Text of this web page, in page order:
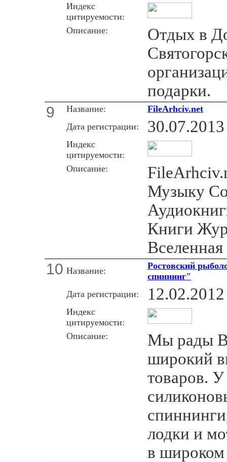
Индекс
цитируемости:
Описание:
Отдых в
подарки.
9 Название:
FileArhciv.net
Дата регистрации:
30.07.2013
Индекс
цитируемости:
Описание:
Музыку
Книги
10 Название:
Ростовский
спиннинг"
Дата регистрации:
12.02.2012
Индекс
цитируемости:
Описание:
Мы рады
широкий
товаров.
лодки и
в широком